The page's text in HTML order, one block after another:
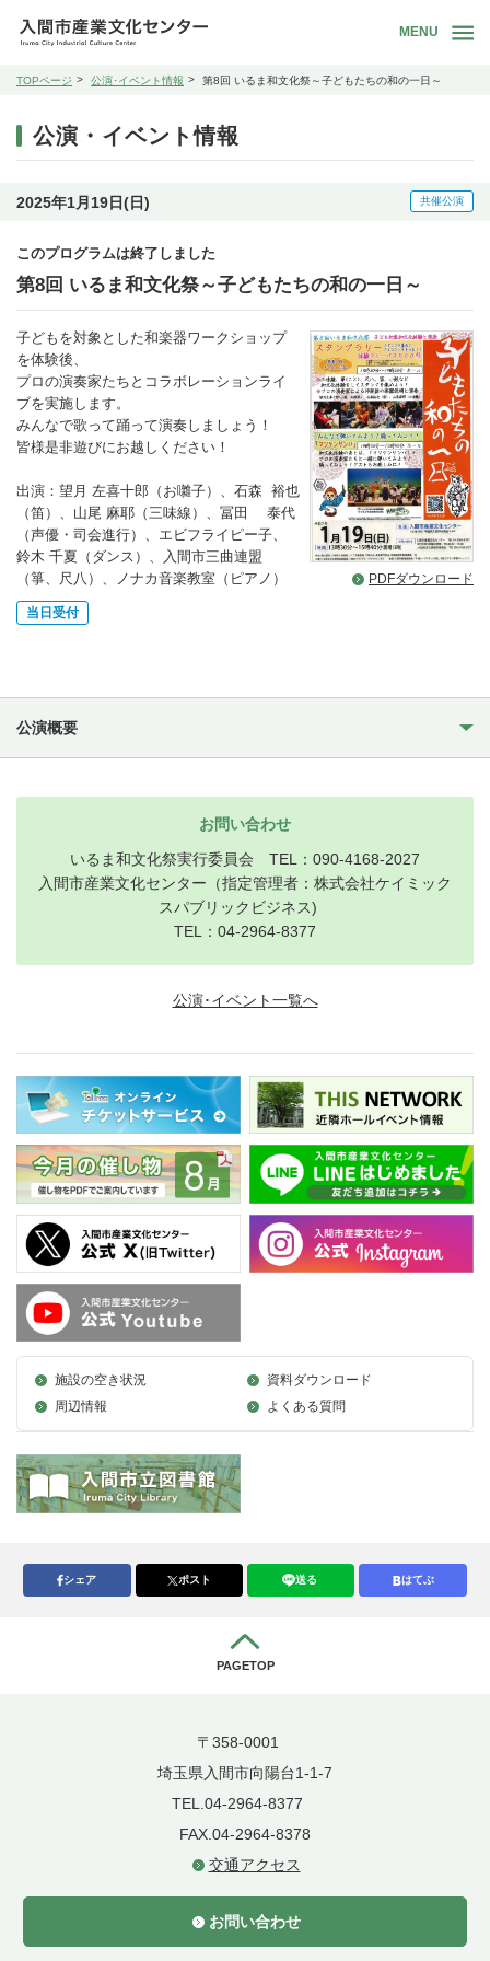
MENU
TOPページ 公演･イベント情報 第8回 いるま和文化祭～子どもたちの和の一日～
公演・イベント情報
2025年1月19日(日) 共催公演
このプログラムは終了しました
第8回 いるま和文化祭～子どもたちの和の一日～
子どもを対象とした和楽器ワークショップ
を体験後、
プロの演奏家たちとコラボレーションライ
ブを実施します。
みんなで歌って踊って演奏しましょう！
皆様是非遊びにお越しください！
出演：望月 左喜十郎（お囃子）、石森 裕也
（笛）、山尾 麻耶（三味線）、冨田 泰代
（声優・司会進行）、エビフライピー子、
鈴木 千夏（ダンス）、入間市三曲連盟
（箏、尺八）、ノナカ音楽教室（ピアノ）
当日受付
PDFダウンロード
公演概要
お問い合わせ
いるま和文化祭実行委員会 TEL：090-4168-2027
入間市産業文化センター（指定管理者：株式会社ケイミック
スパブリックビジネス)
TEL：04-2964-8377
公演･イベント一覧へ
施設の空き状況
資料ダウンロード
周辺情報
よくある質問
シェア ポスト 送る はてぶ
PAGETOP
〒358-0001
埼玉県入間市向陽台1-1-7
TEL.04-2964-8377
FAX.04-2964-8378
交通アクセス
お問い合わせ